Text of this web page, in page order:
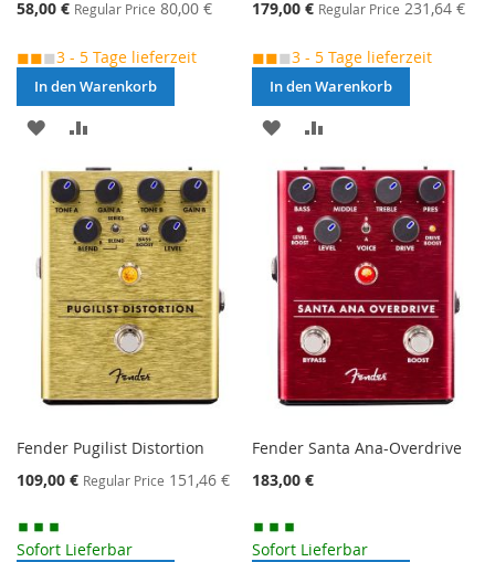
Special
58,00 € Regular Price 80,00 €
◼◼◼3 - 5 Tage lieferzeit
In den Warenkorb
MERKEN
VERGLEICHSLISTE
HINZUFÜGEN
Special
179,00 € Regular Price 231,64 €
◼◼◼3 - 5 Tage lieferzeit
In den Warenkorb
MERKEN
VERGLEICHSLISTE
HINZUFÜGEN
Fender Pugilist Distortion
Special
109,00 € Regular Price 151,46 €
Sofort Lieferbar
Fender Santa Ana-Overdrive
183,00 €
Sofort Lieferbar